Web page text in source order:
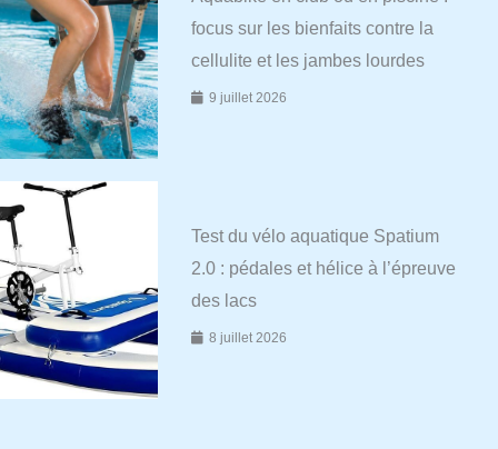
focus sur les bienfaits contre la
cellulite et les jambes lourdes
9 juillet 2026
Test du vélo aquatique Spatium
2.0 : pédales et hélice à l’épreuve
des lacs
8 juillet 2026